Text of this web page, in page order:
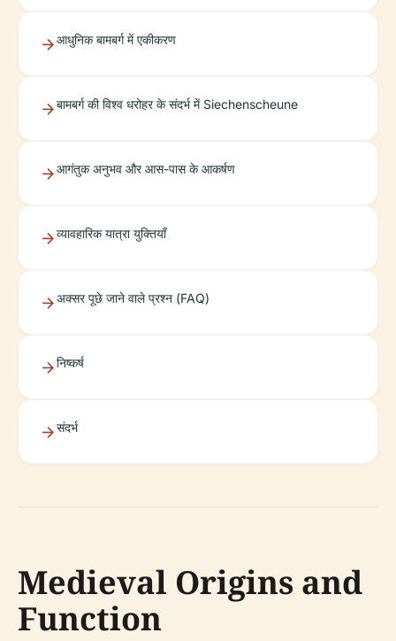
आधुनिक बामबर्ग में एकीकरण
बामबर्ग की विश्व धरोहर के संदर्भ में Siechenscheune
आगंतुक अनुभव और आस-पास के आकर्षण
व्यावहारिक यात्रा युक्तियाँ
अक्सर पूछे जाने वाले प्रश्न (FAQ)
निष्कर्ष
संदर्भ
Medieval Origins and
Function